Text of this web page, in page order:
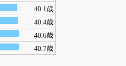
40.1歳
40.4歳
40.6歳
40.7歳